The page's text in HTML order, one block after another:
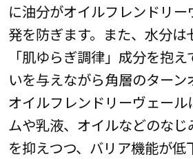
に油分がオイルフレンドリ
発を防ぎます。また、水分は
「肌ゆらぎ調律」成分を抱
いを与えながら角層のターン
オイルフレンドリーヴェー
ムや乳液、オイルなどのな
を抑えつつ、バリア機能が低